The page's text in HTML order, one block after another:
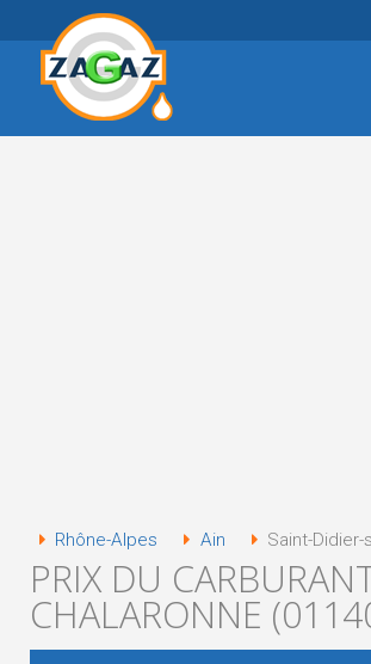
Rhône-Alpes Ain Saint-
PRIX DU
CHALARONNE